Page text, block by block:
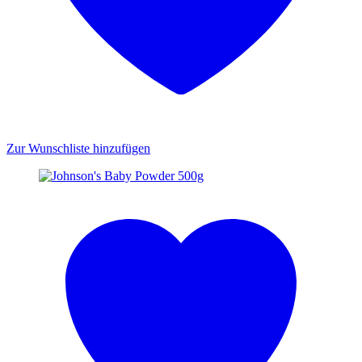
Zur Wunschliste hinzufügen